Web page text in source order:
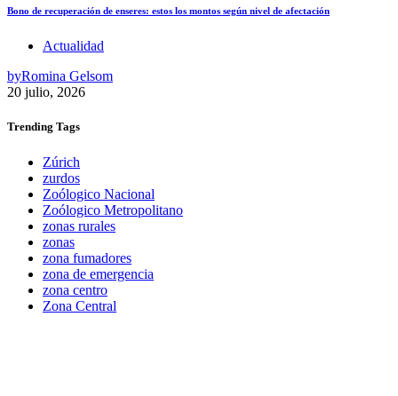
Bono de recuperación de enseres: estos los montos según nivel de afectación
Actualidad
byRomina Gelsom
20 julio, 2026
Trending Tags
Zúrich
zurdos
Zoólogico Nacional
Zoólogico Metropolitano
zonas rurales
zonas
zona fumadores
zona de emergencia
zona centro
Zona Central